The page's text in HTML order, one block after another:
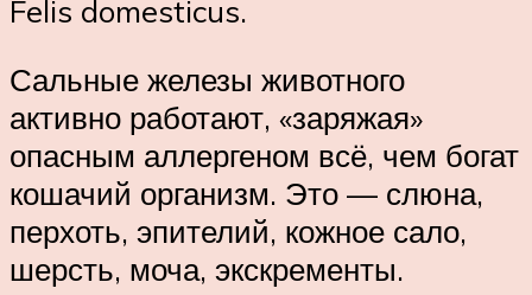
Felis domesticus.
Сальные железы животного
активно работают, «заряжая»
опасным аллергеном всё, чем богат
кошачий организм. Это — слюна,
перхоть, эпителий, кожное сало,
шерсть, моча, экскременты.